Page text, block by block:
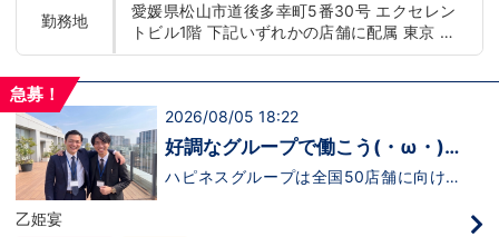
ャルサイトをご覧下さい。
【https://happiness-group.biz/】※お手
数ですがコピー＆ペーストしてURLを開い
他社と比較検討中など。そのような時は1
もしれません。アナタからのご連絡お待ち
しております。
ッフ一人ひとりが働きやすい環境のお店で
す。現在多くの女性スタッフが勤務してお
ります。業界経験のある方もない方もご応
新人キャストさんにお仕事を教えるアドバ
は年功序列ではなく実力主義です。 頑張
り次第でいくらでも店長や幹部枠への昇格
が可能なんです！力のある方には必要な席
をしっかりご用意できる環境ですのでご安
勤務地
愛媛県松山市道後多幸町5番30号 エクセレン
トビル1階 下記いずれかの店舗に配属 東京 五
反田：五反田駅から徒歩2分 池袋：池袋駅西
水戸：水戸駅からバス5分 北海道 札幌：すす
きの駅から徒歩5分 中国・四国 鳥取：米子市
皆生温泉 愛媛：松山道後温泉 九州・沖縄 福
岡：中洲川端駅から徒歩8分 沖縄：那覇市※出
店準備中 他にも続々出店予定 遠方からのご応
急募！
2026/08/05 18:22
好調なグループで働こう(・ω・)
ノ
ハピネスグループは全国50店舗に向けて
乙姫宴